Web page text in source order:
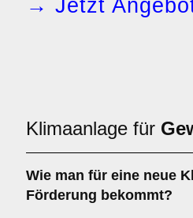
→ Jetzt
Klimaanlage für
Wie man für eine neue
Förderung bekommt?